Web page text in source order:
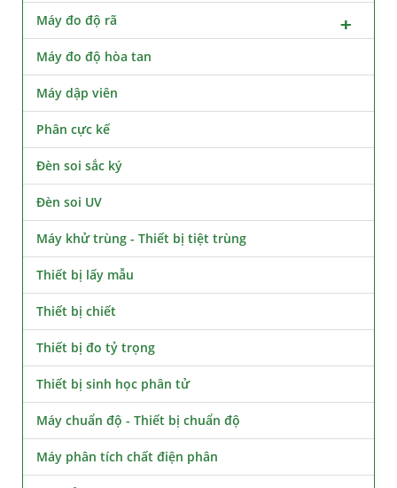
Máy đo độ rã
Máy đo độ hòa tan
Máy dập viên
Phân cực kế
Đèn soi sắc ký
Đèn soi UV
Máy khử trùng - Thiết bị tiệt trùng
Thiết bị lấy mẫu
Thiết bị chiết
Thiết bị đo tỷ trọng
Thiết bị sinh học phân tử
Máy chuẩn độ - Thiết bị chuẩn độ
Máy phân tích chất điện phân